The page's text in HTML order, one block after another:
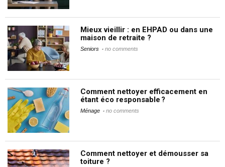
Mieux vieillir : en EHPAD ou dans une
maison de retraite ?
Seniors no comments
Comment nettoyer efficacement en
étant éco responsable ?
Ménage no comments
Comment nettoyer et démousser sa
toiture ?